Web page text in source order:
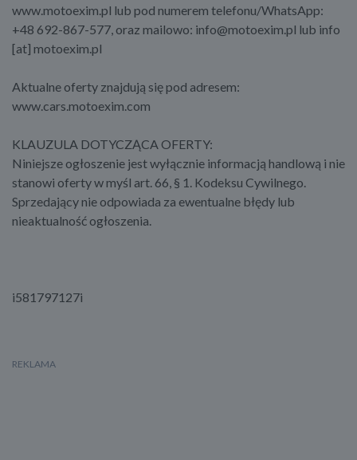
www.motoexim.pl lub pod numerem telefonu/WhatsApp:
+48 692-867-577, oraz mailowo: info@motoexim.pl lub info
[at] motoexim.pl
Aktualne oferty znajdują się pod adresem:
www.cars.motoexim.com
KLAUZULA DOTYCZĄCA OFERTY:
Niniejsze ogłoszenie jest wyłącznie informacją handlową i nie
stanowi oferty w myśl art. 66, § 1. Kodeksu Cywilnego.
Sprzedający nie odpowiada za ewentualne błędy lub
nieaktualność ogłoszenia.
i581797127i